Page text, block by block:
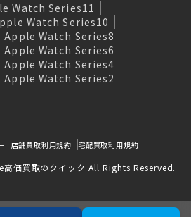
Watch Series11
Watch Series10
Apple Watch Series8
Apple Watch Series6
Apple Watch Series4
Apple Watch Series2
店舗買取利用規約 宅配買取利用規約
価買取のクイック All Rights Reserved.